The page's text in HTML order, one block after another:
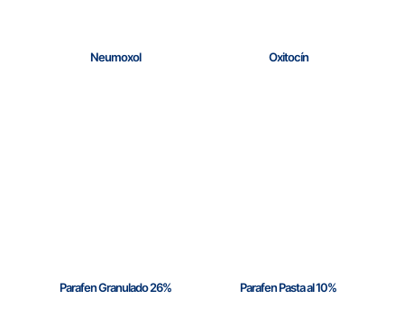
Neumoxol Oxitocín
Parafen Granulado 26% Parafen Pasta al 10%